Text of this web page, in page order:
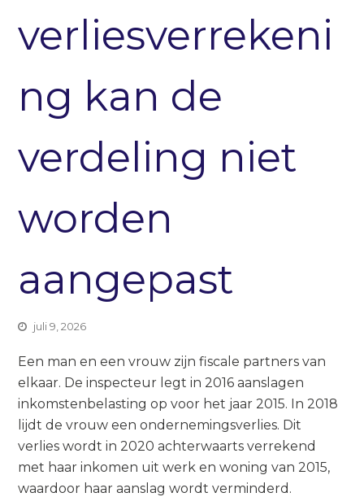
verliesverrekeni
ng kan de
verdeling niet
worden
aangepast
juli 9, 2026
Een man en een vrouw zijn fiscale partners van
elkaar. De inspecteur legt in 2016 aanslagen
inkomstenbelasting op voor het jaar 2015. In 2018
lijdt de vrouw een ondernemingsverlies. Dit
verlies wordt in 2020 achterwaarts verrekend
met haar inkomen uit werk en woning van 2015,
waardoor haar aanslag wordt verminderd.